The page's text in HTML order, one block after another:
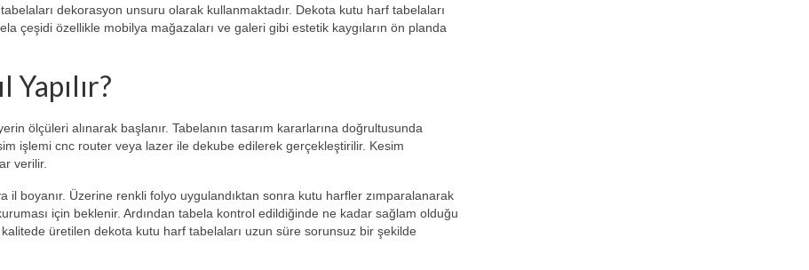
dekorasyon unsuru olarak kullanmaktadır. Dekota kutu harf tabelaları
çeşidi özellikle mobilya mağazaları ve galeri gibi estetik kaygıların ön planda
Yapılır?
ölçüleri alınarak başlanır. Tabelanın tasarım kararlarına doğrultusunda
işlemi cnc router veya lazer ile dekube edilerek gerçekleştirilir. Kesim
verilir.
il boyanır. Üzerine renkli folyo uygulandıktan sonra kutu harfler zımparalanarak
kuruması için beklenir. Ardından tabela kontrol edildiğinde ne kadar sağlam olduğu
üretilen dekota kutu harf tabelaları uzun süre sorunsuz bir şekilde